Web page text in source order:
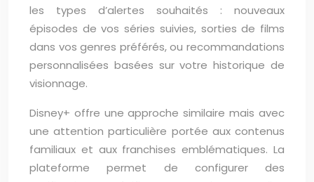
les types d’alertes souhaités : nouveaux
épisodes de vos séries suivies, sorties de films
dans vos genres préférés, ou recommandations
personnalisées basées sur votre historique de
visionnage.
Disney+ offre une approche similaire mais avec
une attention particulière portée aux contenus
familiaux et aux franchises emblématiques. La
plateforme permet de configurer des